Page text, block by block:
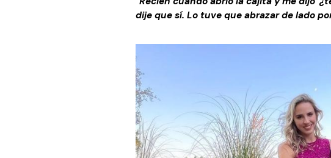
dije que sí. Lo tuve que abrazar de lado